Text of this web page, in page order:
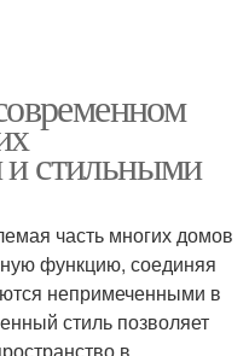
стильными
часть многих домов
функцию, соединяя
непримеченными в
стиль позволяет
в